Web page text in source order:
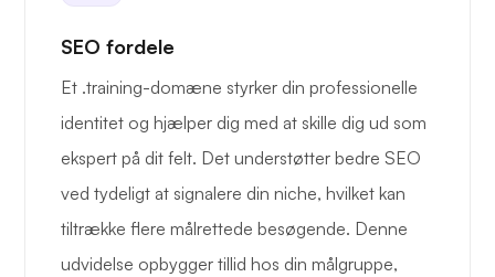
SEO fordele
Et .training-domæne styrker din professionelle
identitet og hjælper dig med at skille dig ud som
ekspert på dit felt. Det understøtter bedre SEO
ved tydeligt at signalere din niche, hvilket kan
tiltrække flere målrettede besøgende. Denne
udvidelse opbygger tillid hos din målgruppe,